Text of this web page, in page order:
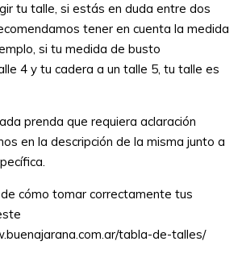
tu talle, si estás en duda entre dos
tener en cuenta la medida
si tu medida de busto
4 y tu cadera a un talle 5, tu talle es
prenda que requiera aclaración
en la descripción de la misma junto a
cómo tomar correctamente tus
tabla-de-talles/